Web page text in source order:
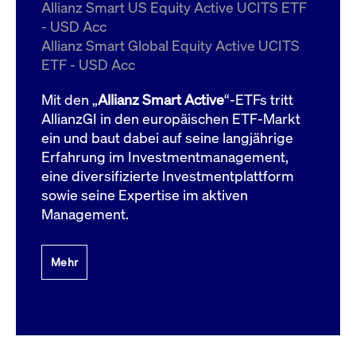
Allianz Smart US Equity Active UCITS ETF
- USD Acc
Allianz Smart Global Equity Active UCITS
ETF - USD Acc
Mit den „Allianz Smart Active“-ETFs tritt
AllianzGI in den europäischen ETF-Markt
ein und baut dabei auf seine langjährige
Erfahrung im Investmentmanagement,
eine diversifizierte Investmentplattform
sowie seine Expertise im aktiven
Management.
Mehr
ApplicationGatewayAffinityCORS
boerse.com
Domain
bis